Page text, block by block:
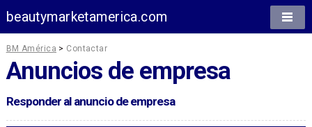
beautymarketamerica.com
BM América > Contactar
Anuncios de empresa
Responder al anuncio de empresa